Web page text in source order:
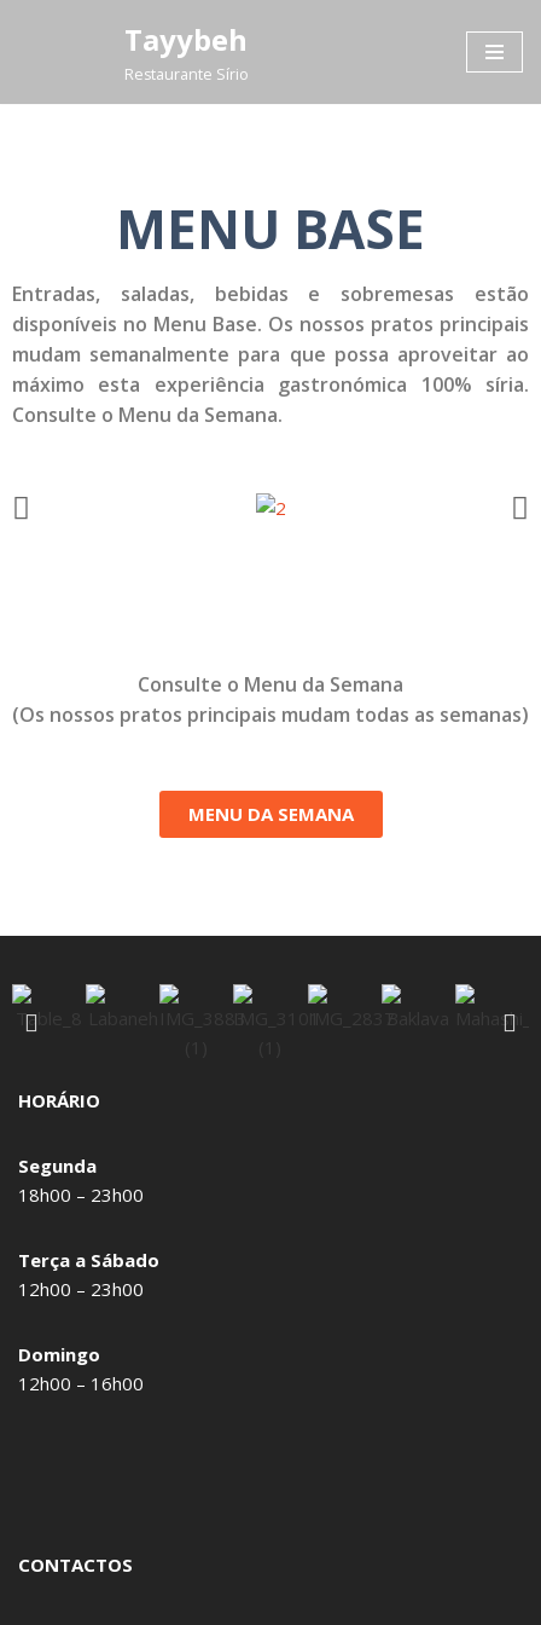
Tayybeh
Restaurante Sírio
MENU BASE
Entradas, saladas, bebidas e sobremesas estão
disponíveis no Menu Base. Os nossos pratos principais
mudam semanalmente para que possa aproveitar ao
máximo esta experiência gastronómica 100% síria.
Consulte o Menu da Semana.
Consulte o Menu da Semana
(Os nossos pratos principais mudam todas as semanas)
MENU DA SEMANA
HORÁRIO
Segunda
18h00 – 23h00
Terça a Sábado
12h00 – 23h00
Domingo
12h00 – 16h00
CONTACTOS